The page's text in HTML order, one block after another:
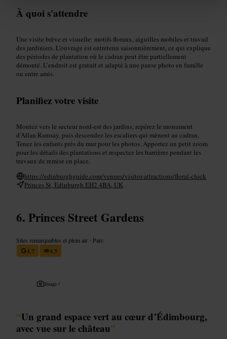
À quoi s'attendre
Une visite brève et visuelle: motifs floraux, aiguilles mobiles et travail
des jardiniers. L’ouvrage est entretenu saisonnièrement, ce qui explique
des périodes de plantation où le cadran peut être partiellement
démonté. L’endroit est gratuit et adapté à une pause photo en famille
ou entre amis.
Planifiez votre visite
Montez vers le secteur nord-est des jardins, repérez le monument
d’Allan Ramsay, puis descendez les escaliers qui mènent au cadran.
Tenez les enfants près du mur pour les photos. Apportez un petit zoom
pour les détails des plantations et respectez les barrières pendant les
travaux de remise en place.
https://edinburghguide.com/venues/visitor-attractions/floral-clock
Princes St, Edinburgh EH2 4BA, UK
Princes Street Gardens
Sites remarquables et plein air • Parc
4,7
4,5
Image /
“Un grand espace vert au cœur d’Édimbourg,
avec vue sur le château”